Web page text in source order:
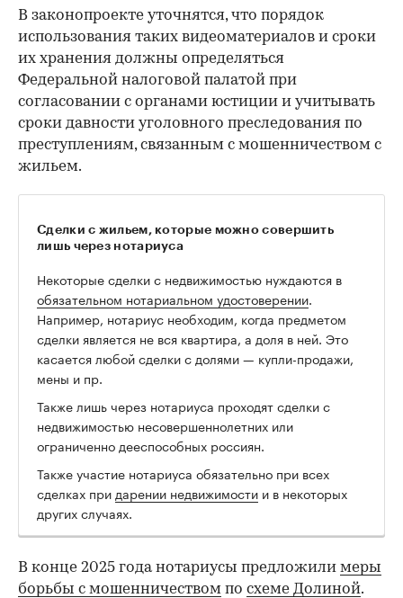
В законопроекте уточнятся, что порядок
использования таких видеоматериалов и сроки
их хранения должны определяться
Федеральной налоговой палатой при
согласовании с органами юстиции и учитывать
сроки давности уголовного преследования по
преступлениям, связанным с мошенничеством с
жильем.
Сделки с жильем, которые можно совершить
лишь через нотариуса
Некоторые сделки с недвижимостью нуждаются в
обязательном нотариальном удостоверении.
Например, нотариус необходим, когда предметом
сделки является не вся квартира, а доля в ней. Это
касается любой сделки с долями — купли-продажи,
мены и пр.
Также лишь через нотариуса проходят сделки с
недвижимостью несовершеннолетних или
ограниченно дееспособных россиян.
Также участие нотариуса обязательно при всех
сделках при дарении недвижимости и в некоторых
других случаях.
В конце 2025 года нотариусы предложили меры
борьбы с мошенничеством по схеме Долиной.